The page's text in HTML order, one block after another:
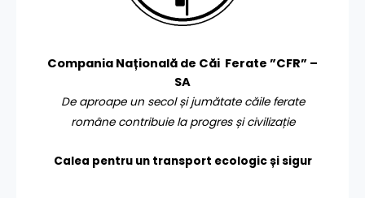
Compania Națională de Căi Ferate ”CFR” –
SA
De aproape un secol și jumătate căile ferate
române contribuie la progres și civilizație
Calea pentru un transport ecologic și sigur